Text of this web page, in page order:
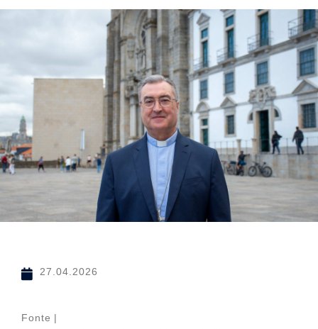
27.04.2026
Fonte |